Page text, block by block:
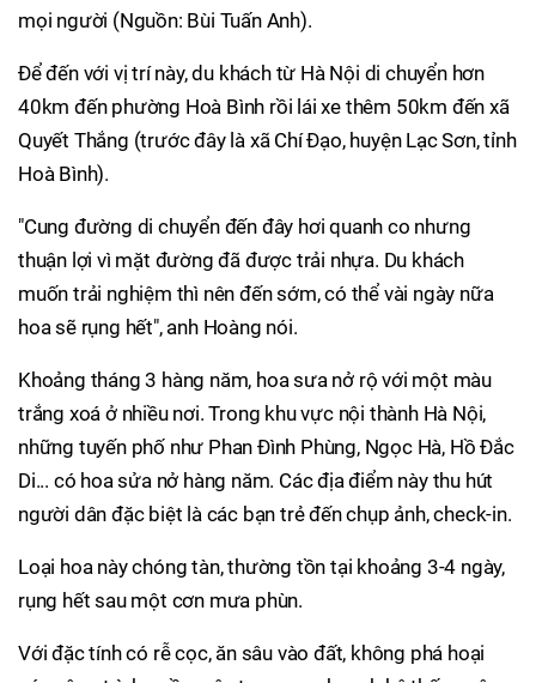
mọi người (Nguồn: Bùi Tuấn Anh).
Để đến với vị trí này, du khách từ Hà Nội di chuyển hơn
40km đến phường Hoà Bình rồi lái xe thêm 50km đến xã
Quyết Thắng (trước đây là xã Chí Đạo, huyện Lạc Sơn, tỉnh
Hoà Bình).
"Cung đường di chuyển đến đây hơi quanh co nhưng
thuận lợi vì mặt đường đã được trải nhựa. Du khách
muốn trải nghiệm thì nên đến sớm, có thể vài ngày nữa
hoa sẽ rụng hết", anh Hoàng nói.
Khoảng tháng 3 hàng năm, hoa sưa nở rộ với một màu
trắng xoá ở nhiều nơi. Trong khu vực nội thành Hà Nội,
những tuyến phố như Phan Đình Phùng, Ngọc Hà, Hồ Đắc
Di... có hoa sửa nở hàng năm. Các địa điểm này thu hút
người dân đặc biệt là các bạn trẻ đến chụp ảnh, check-in.
Loại hoa này chóng tàn, thường tồn tại khoảng 3-4 ngày,
rụng hết sau một cơn mưa phùn.
Với đặc tính có rễ cọc, ăn sâu vào đất, không phá hoại